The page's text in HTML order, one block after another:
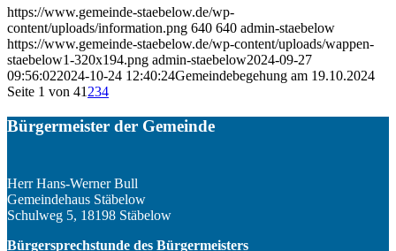
https://www.gemeinde-staebelow.de/wp-
content/uploads/information.png 640 640 admin-staebelow
https://www.gemeinde-staebelow.de/wp-content/uploads/wappen-
staebelow1-320x194.png admin-staebelow2024-09-27
09:56:022024-10-24 12:40:24Gemeindebegehung am 19.10.2024
Seite 1 von 41 234
Bürgermeister der Gemeinde
Herr Hans-Werner Bull
Gemeindehaus Stäbelow
Schulweg 5, 18198 Stäbelow
Bürgersprechstunde des Bürgermeisters